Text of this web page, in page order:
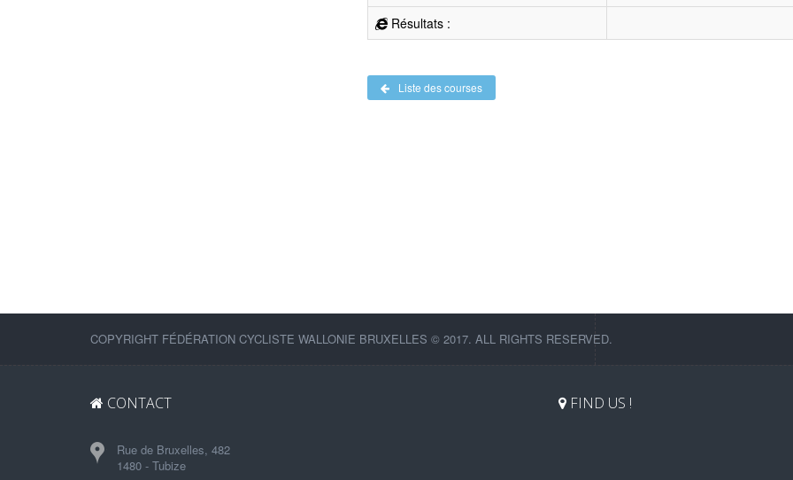
Résultats :
Liste des courses
COPYRIGHT FÉDÉRATION CYCLISTE WALLONIE BRUXELLES © 2017. ALL RIGHTS RESERVED.
CONTACT
Rue de Bruxelles, 482
1480 - Tubize
FIND US !